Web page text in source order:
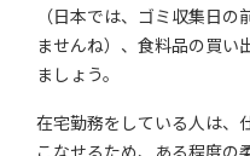
（日本では、ゴミ収集日
ませんね）、食料品の買い
ましょう。
在宅勤務をしている人は、
こなせるため、ある程度の